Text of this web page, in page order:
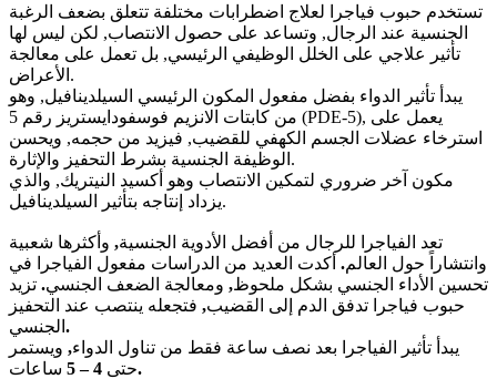
تستخدم حبوب فياجرا لعلاج اضطرابات مختلفة تتعلق بضعف الرغبة
الجنسية عند الرجال, وتساعد على حصول الانتصاب, لكن ليس لها
تأثير علاجي على الخلل الوظيفي الرئيسي, بل تعمل على معالجة
الأعراض.
يبدأ تأثير الدواء بفضل مفعول المكون الرئيسي السيلدينافيل, وهو
من كابتات الانزيم فوسفودايستريز رقم 5 (PDE-5), يعمل على
استرخاء عضلات الجسم الكهفي للقضيب, فيزيد من حجمه, ويحسن
الوظيفة الجنسية بشرط التحفيز والإثارة.
مكون آخر ضروري لتمكين الانتصاب وهو أكسيد النيتريك, والذي
يزداد إنتاجه بتأثير السيلدينافيل.
تعد الفياجرا للرجال من أفضل الأدوية الجنسية, وأكثرها شعبية
وانتشاراً حول العالم. أكدت العديد من الدراسات مفعول الفياجرا في
تحسين الأداء الجنسي بشكل ملحوظ, ومعالجة الضعف الجنسي. تزيد
حبوب فياجرا تدفق الدم إلى القضيب, فتجعله ينتصب عند التحفيز
الجنسي .
يبدأ تأثير الفياجرا بعد نصف ساعة فقط من تناول الدواء, ويستمر
حتى 4 – 5 ساعات .